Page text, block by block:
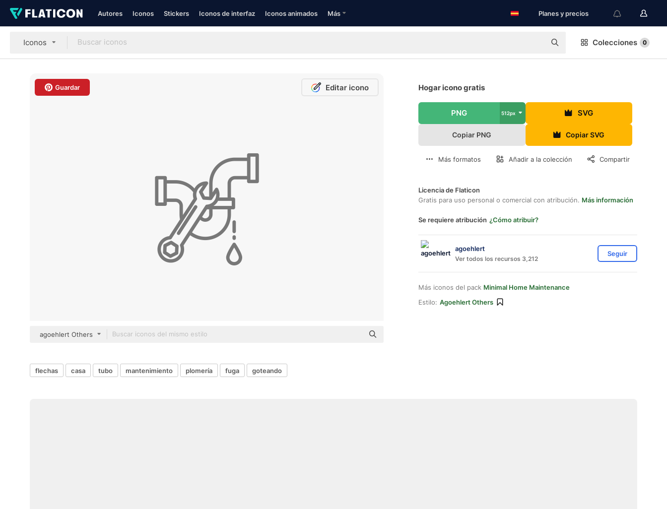
Autores Iconos Stickers Iconos de interfaz Iconos animados Más Planes y precios
Iconos Colecciones 0
Guardar Editar icono
agoehlert Others
Hogar icono gratis
PNG 512px SVG
Copiar PNG Copiar SVG
Más formatos Añadir a la colección Compartir
Licencia de Flaticon
Gratis para uso personal o comercial con atribución. Más información
Se requiere atribución ¿Cómo atribuir?
agoehlert
Ver todos los recursos 3,212
Seguir
Más iconos del pack Minimal Home Maintenance
Estilo: Agoehlert Others
flechas casa tubo mantenimiento plomería fuga goteando